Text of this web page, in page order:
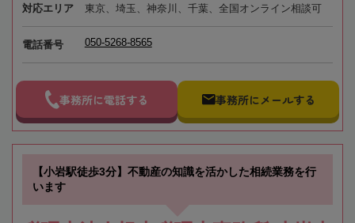
対応エリア 東京、埼玉、神奈川、千葉、全国オンライン相談可
電話番号 050-5268-8565
事務所に電話する 事務所にメールする
【小岩駅徒歩3分】不動産の知識を活かした相続業務を行
います